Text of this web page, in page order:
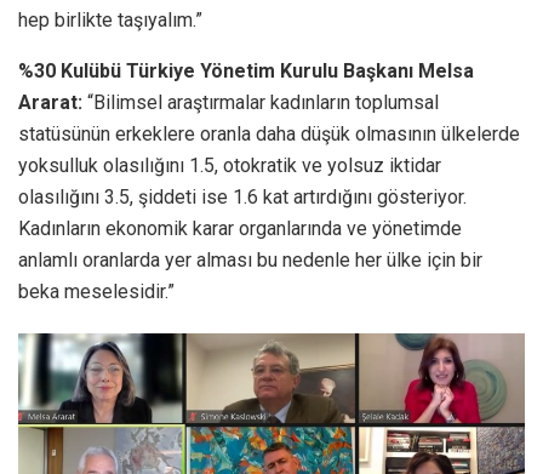
hep birlikte taşıyalım.”
%30 Kulübü Türkiye Yönetim Kurulu Başkanı Melsa
Ararat: “Bilimsel araştırmalar kadınların toplumsal
statüsünün erkeklere oranla daha düşük olmasının ülkelerde
yoksulluk olasılığını 1.5, otokratik ve yolsuz iktidar
olasılığını 3.5, şiddeti ise 1.6 kat artırdığını gösteriyor.
Kadınların ekonomik karar organlarında ve yönetimde
anlamlı oranlarda yer alması bu nedenle her ülke için bir
beka meselesidir.”